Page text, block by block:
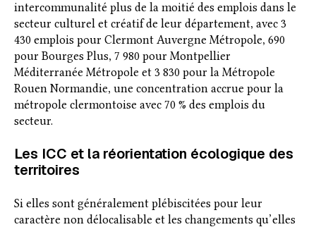
intercommunalité plus de la moitié des emplois dans le
secteur culturel et créatif de leur département, avec 3
430 emplois pour Clermont Auvergne Métropole, 690
pour Bourges Plus, 7 980 pour Montpellier
Méditerranée Métropole et 3 830 pour la Métropole
Rouen Normandie, une concentration accrue pour la
métropole clermontoise avec 70 % des emplois du
secteur.
Les ICC et la réorientation écologique des
territoires
Si elles sont généralement plébiscitées pour leur
caractère non délocalisable et les changements qu’elles